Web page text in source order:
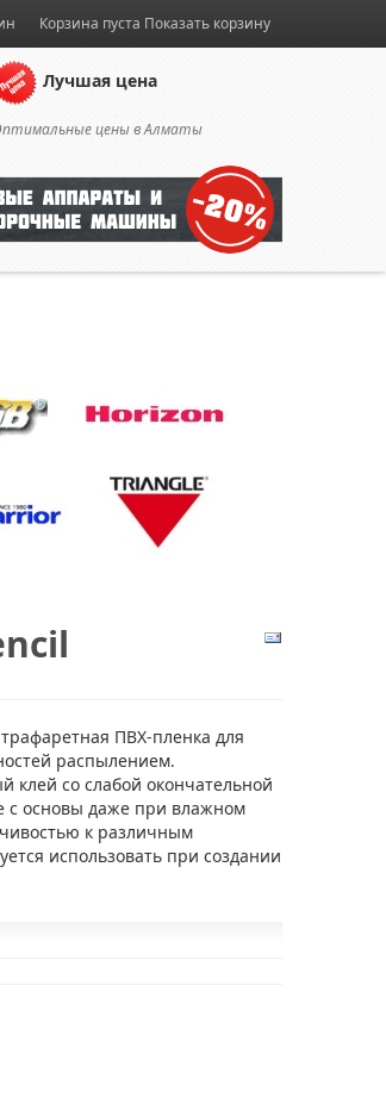
Корзина пуста Показать корзину
Лучшая цена
цены в Алматы
ПВХ-пленка для
распылением.
клей со слабой окончательной
с основы даже при влажном
к различным
использовать при создании